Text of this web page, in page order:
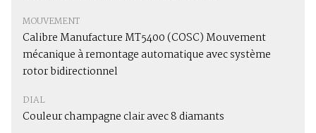
MOUVEMENT
Calibre Manufacture MT5400 (COSC) Mouvement
mécanique à remontage automatique avec système
rotor bidirectionnel
DIAL
Couleur champagne clair avec 8 diamants